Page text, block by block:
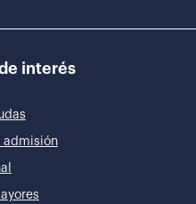
interés
admisión